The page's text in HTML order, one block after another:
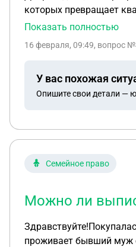
которых превращает
продаёт мою технику,
Показать полностью
16 февраля, 09:49, вопрос
У вас похожая
Опишите свои детали —
Семейное право
Можно ли
проживает бывший муж